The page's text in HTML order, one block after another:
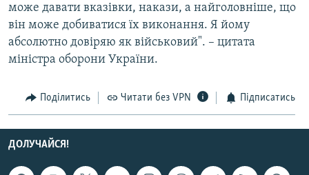
може давати вказівки, накази, а найголовніше, що
він може добиватися їх виконання. Я йому
абсолютно довіряю як військовий". – цитата
міністра оборони України.
Поділитись Читати без VPN Підписатись
ДОЛУЧАЙСЯ!